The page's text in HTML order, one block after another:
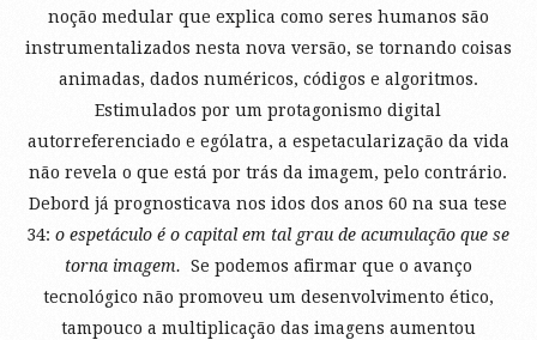
noção medular que explica como seres humanos são
instrumentalizados nesta nova versão, se tornando coisas
animadas, dados numéricos, códigos e algoritmos.
Estimulados por um protagonismo digital
autorreferenciado e ególatra, a espetacularização da vida
não revela o que está por trás da imagem, pelo contrário.
Debord já prognosticava nos idos dos anos 60 na sua tese
34:o espetáculo é o capital em tal grau de acumulação que se
torna imagem. Se podemos afirmar que o avanço
tecnológico não promoveu um desenvolvimento ético,
tampouco a multiplicação das imagens aumentou